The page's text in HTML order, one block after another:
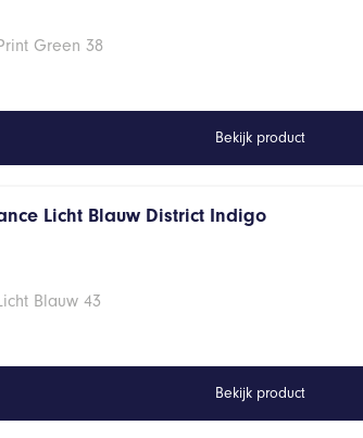
Green 38
Bekijk product
Licht Blauw District Indigo
Blauw 43
Bekijk product